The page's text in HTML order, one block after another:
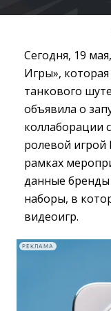
Сегодня, 19
Игры»,
танкового
объявила о
коллаборации
ролевой игрой
рамках
данные
наборы, в
видеоигр.
РЕКЛАМА